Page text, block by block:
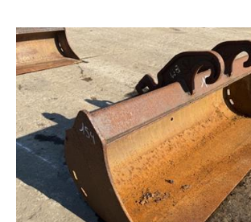
HYDR. GRABENRÄUMLÖFFEL
PLATINEN FÜR HAMMER - GREIFER - USW.
SORTIERGREIFER
SCHALENGREIFER